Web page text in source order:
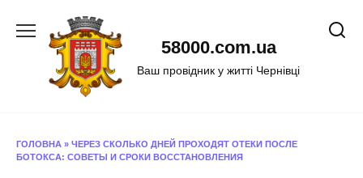
58000.com.ua
Ваш провідник у житті Чернівці
ГОЛОВНА » ЧЕРЕЗ СКОЛЬКО ДНЕЙ ПРОХОДЯТ ОТЕКИ ПОСЛЕ
БОТОКСА: СОВЕТЫ И СРОКИ ВОССТАНОВЛЕНИЯ